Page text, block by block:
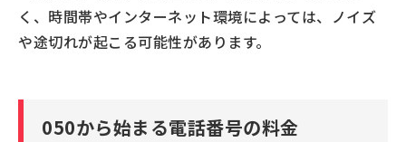
く、時間帯やインターネット環境によっては、ノイズ
や途切れが起こる可能性があります。
050から始まる電話番号の料金